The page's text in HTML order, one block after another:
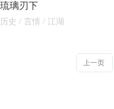
琉璃刃下
历史 / 言情 / 江湖
上一页